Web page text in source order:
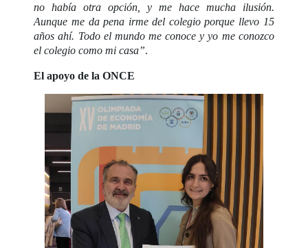
no había otra opción, y me hace mucha ilusión.
Aunque me da pena irme del colegio porque llevo 15
años ahí. Todo el mundo me conoce y yo me conozco
el colegio como mi casa”.
El apoyo de la ONCE